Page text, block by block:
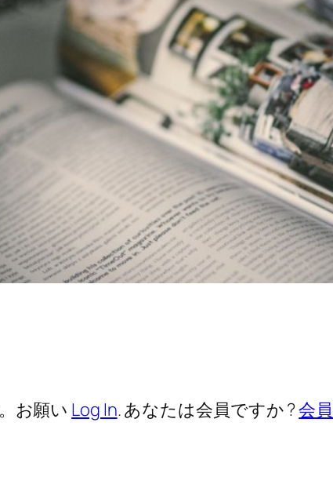
お願い Log In. あなたは会員ですか ?会